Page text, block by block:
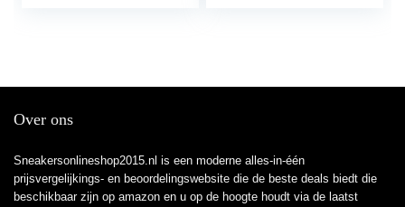
Over ons
Sneakersonlineshop2015.nl is een moderne alles-in-één
prijsvergelijkings- en beoordelingswebsite die de beste deals biedt die
beschikbaar zijn op amazon en u op de hoogte houdt via de laatst